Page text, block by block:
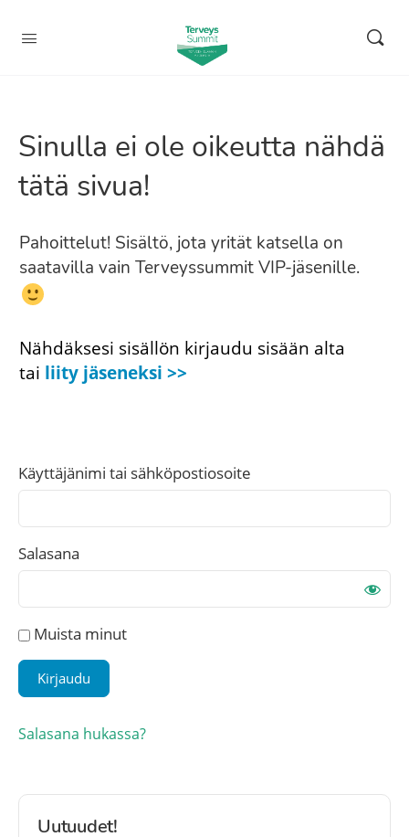
Sinulla ei ole oikeutta nähdä
tätä sivua!
Pahoittelut! Sisältö, jota yrität katsella on
saatavilla vain Terveyssummit VIP-jäsenille.
Nähdäksesi sisällön kirjaudu sisään alta
tai liity jäseneksi >>
Käyttäjänimi tai sähköpostiosoite
Salasana
Muista minut
Salasana hukassa?
Uutuudet!